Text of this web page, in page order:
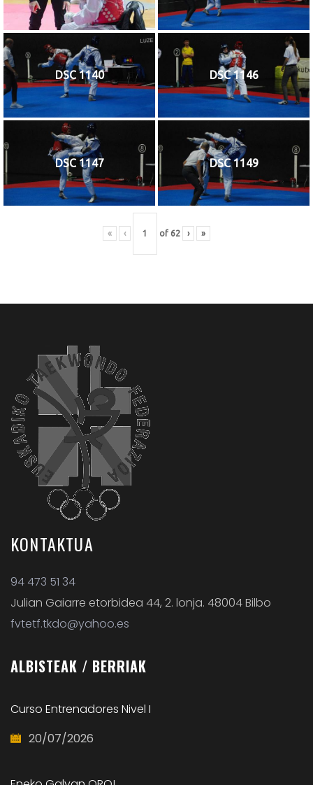
DSC 1140 DSC 1146
DSC 1147 DSC 1149
« ‹ of 62 › »
KONTAKTUA
94 473 51 34
Julian Gaiarre etorbidea 44, 2. lonja. 48004 Bilbo
fvtetf.tkdo@yahoo.es
ALBISTEAK / BERRIAK
Curso Entrenadores Nivel I
20/07/2026